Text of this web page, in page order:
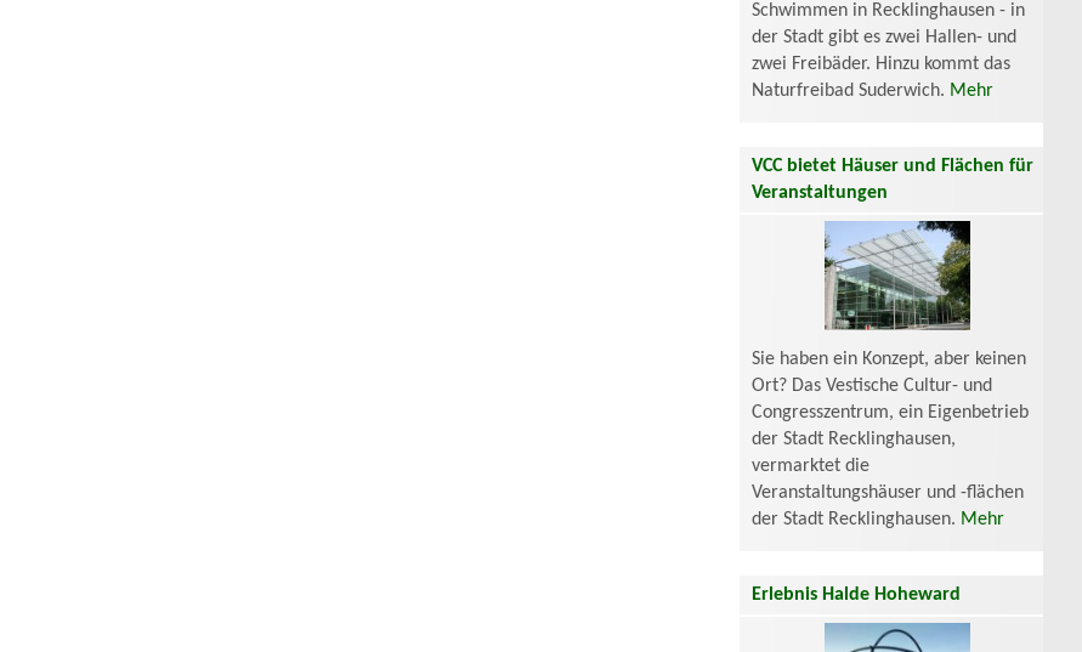
Schwimmen in Recklinghausen - in
der Stadt gibt es zwei Hallen- und
zwei Freibäder. Hinzu kommt das
Naturfreibad Suderwich. Mehr
VCC bietet Häuser und Flächen für
Veranstaltungen
Sie haben ein Konzept, aber keinen
Ort? Das Vestische Cultur- und
Congresszentrum, ein Eigenbetrieb
der Stadt Recklinghausen,
vermarktet die
Veranstaltungshäuser und -flächen
der Stadt Recklinghausen. Mehr
Erlebnis Halde Hoheward